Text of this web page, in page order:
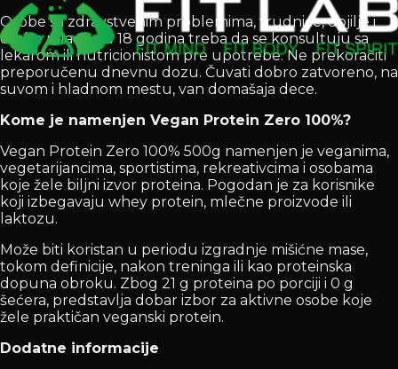
Osobe sa zdravstvenim problemima, trudnice, dojilje i
osobe mlađe od 18 godina treba da se konsultuju sa
lekarom ili nutricionistom pre upotrebe. Ne prekoračiti
preporučenu dnevnu dozu. Čuvati dobro zatvoreno, na
suvom i hladnom mestu, van domašaja dece.
Kome je namenjen Vegan Protein Zero 100%?
Vegan Protein Zero 100% 500g namenjen je veganima,
vegetarijancima, sportistima, rekreativcima i osobama
koje žele biljni izvor proteina. Pogodan je za korisnike
koji izbegavaju whey protein, mlečne proizvode ili
laktozu.
Može biti koristan u periodu izgradnje mišićne mase,
tokom definicije, nakon treninga ili kao proteinska
dopuna obroku. Zbog 21 g proteina po porciji i 0 g
šećera, predstavlja dobar izbor za aktivne osobe koje
žele praktičan veganski protein.
Dodatne informacije